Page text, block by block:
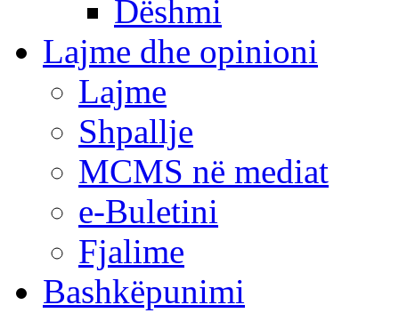
Dëshmi
Lajme dhe opinioni
Lajme
Shpallje
MCMS në mediat
e-Buletini
Fjalime
Bashkëpunimi